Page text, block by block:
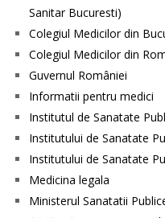
Sanitar Bucuresti)
Colegiul Medicilor din
Colegiul Medicilor din
Guvernul României
Informatii pentru medici
Institutul de Sanatate
Institutului de Sanatate
Institutului de Sanatate
Medicina legala
Ministerul Sanatatii